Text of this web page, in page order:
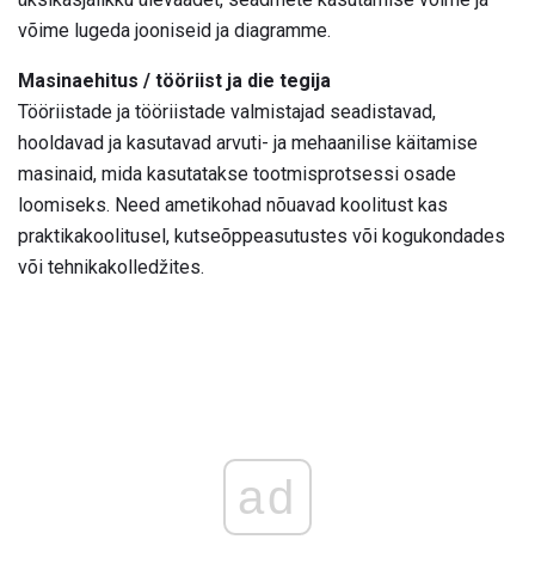
võime lugeda jooniseid ja diagramme.
Masinaehitus / tööriist ja die tegija
Tööriistade ja tööriistade valmistajad seadistavad,
hooldavad ja kasutavad arvuti- ja mehaanilise käitamise
masinaid, mida kasutatakse tootmisprotsessi osade
loomiseks. Need ametikohad nõuavad koolitust kas
praktikakoolitusel, kutseõppeasutustes või kogukondades
või tehnikakolledžites.
ad